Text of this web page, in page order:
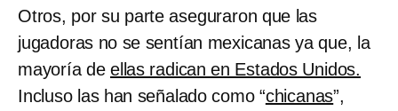
Otros, por su parte aseguraron que las
jugadoras no se sentían mexicanas ya que, la
mayoría deellas radican en Estados Unidos.
Incluso las han señalado como “chicanas”,